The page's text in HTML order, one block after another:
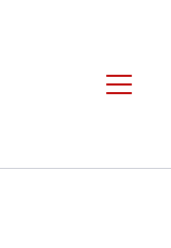
Menu